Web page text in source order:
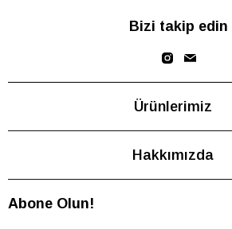
Bizi takip edin
Ürünlerimiz
Hakkımızda
Abone Olun!